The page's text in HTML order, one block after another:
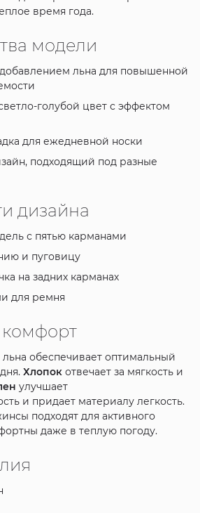
время года.
модели
льна для повышенной
голубой цвет с эффектом
для ежедневной носки
подходящий под разные
дизайна
с пятью карманами
и пуговицу
на задних карманах
для ремня
обеспечивает оптимальный
Хлопокотвечает за мягкость и
улучшает
и придает материалу легкость.
подходят для активного
даже в теплую погоду.